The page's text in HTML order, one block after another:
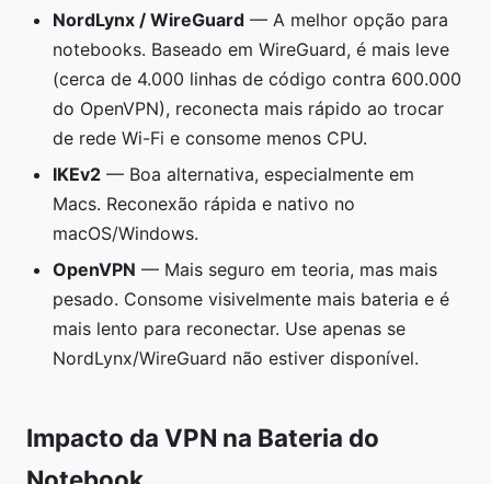
NordLynx / WireGuard — A melhor opção para
notebooks. Baseado em WireGuard, é mais leve
(cerca de 4.000 linhas de código contra 600.000
do OpenVPN), reconecta mais rápido ao trocar
de rede Wi-Fi e consome menos CPU.
IKEv2 — Boa alternativa, especialmente em
Macs. Reconexão rápida e nativo no
macOS/Windows.
OpenVPN — Mais seguro em teoria, mas mais
pesado. Consome visivelmente mais bateria e é
mais lento para reconectar. Use apenas se
NordLynx/WireGuard não estiver disponível.
Impacto da VPN na Bateria do